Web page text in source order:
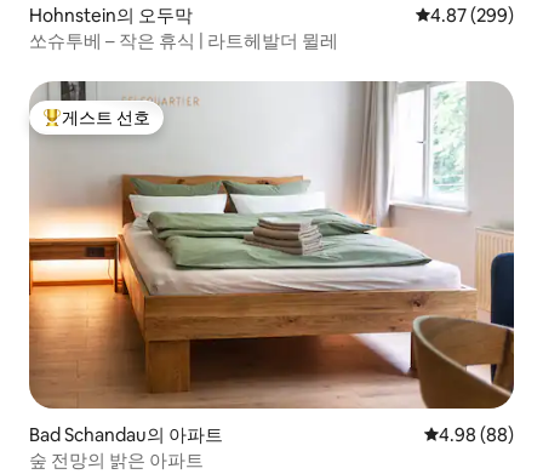
Hohnstein의 오두막 평점 4.87점(5
4.87 (299)
쏘슈투베 – 작은 휴식 | 라트헤발더 뮐레
상위 게스트 선호
게스트 선호
Bad Schandau의 아파트 평점 4.98점(5
4.98 (88)
숲 전망의 밝은 아파트